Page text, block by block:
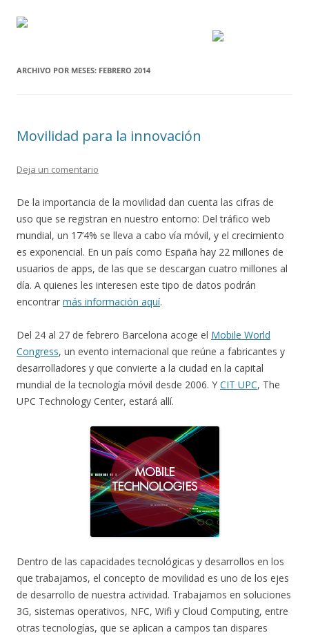
ARCHIVO POR MESES: FEBRERO 2014
Movilidad para la innovación
Deja un comentario
De la importancia de la movilidad dan cuenta las cifras de
uso que se registran en nuestro entorno: Del tráfico web
mundial, un 17’4% se lleva a cabo vía móvil, y el crecimiento
es exponencial. En un país como España hay 22 millones de
usuarios de apps, de las que se descargan cuatro millones al
día. A quienes les interesen este tipo de datos podrán
encontrar más información aquí.
Del 24 al 27 de febrero Barcelona acoge el Mobile World
Congress, un evento internacional que reúne a fabricantes y
desarrolladores y que convierte a la ciudad en la capital
mundial de la tecnología móvil desde 2006. Y CIT UPC, The
UPC Technology Center, estará allí.
Dentro de las capacidades tecnológicas y desarrollos en los
que trabajamos, el concepto de movilidad es uno de los ejes
de desarrollo de nuestra actividad. Trabajamos en soluciones
3G, sistemas operativos, NFC, Wifi y Cloud Computing, entre
otras tecnologías, que se aplican a campos tan dispares